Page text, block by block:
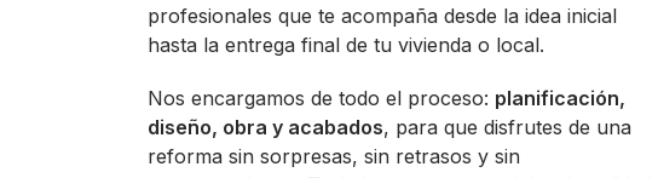
profesionales que te acompaña desde la idea inicial
hasta la entrega final de tu vivienda o local.
Nos encargamos de todo el proceso: planificación,
diseño, obra y acabados, para que disfrutes de una
reforma sin sorpresas, sin retrasos y sin